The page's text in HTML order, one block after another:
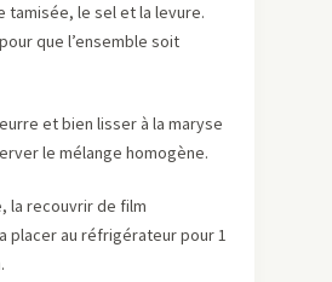
tamisée, le sel et la levure.
que l’ensemble soit
et bien lisser à la maryse
le mélange homogène.
la recouvrir de film
placer au réfrigérateur pour 1